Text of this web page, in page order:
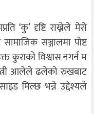
‘कु’ दृष्टि राख्नेले मेरो
सञ्जालमा पोष्ट
कुराको विश्वास नगर्न म
आलेले ढलेको रुखबाट
मिल्छ भन्ने उद्देश्यले